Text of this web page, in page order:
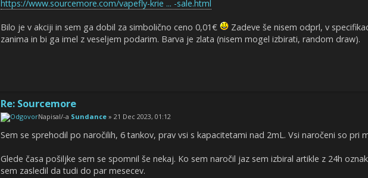
https://www.sourcemore.com/vapefly-krie ... -sale.html
Bilo je v akciji in sem ga dobil za simbolično ceno 0,01€
Zadeve še nisem odprl, v
zanima in bi ga imel z veseljem podarim. Barva je zlata (nisem mogel izbirati, random draw).
Re: Sourcemore
Napisal/-a Sundance» 21 Dec 2023, 01:12
Sem se sprehodil po naročilih, 6 tankov, prav vsi s kapacitetami nad 2mL. Vsi naročeni so pri
Glede časa pošiljke sem se spomnil še nekaj. Ko sem naročil jaz sem izbiral artikle z 24h
sem zasledil da tudi do par mesecev.